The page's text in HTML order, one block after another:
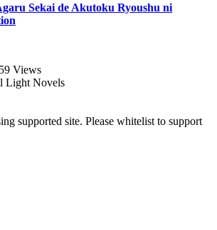
Sekai de Akutoku Ryoushu ni
Views
Light Novels
supported site. Please whitelist to support